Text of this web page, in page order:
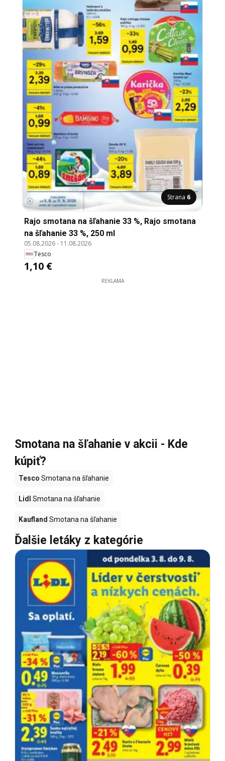
Strana 6
Rajo smotana na šľahanie 33 %, Rajo smotana
na šľahanie 33 %, 250 ml
05.08.2026- 11.08.2026
Tesco
1,10 €
REKLAMA
Smotana na šľahanie v akcii - Kde
kúpiť?
Tesco Smotana na šľahanie
Lidl Smotana na šľahanie
Kaufland Smotana na šľahanie
Ďalšie letáky z kategórie